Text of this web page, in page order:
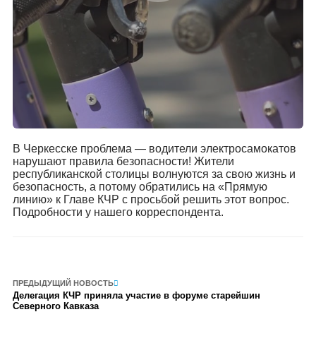
В Черкесске проблема — водители электросамокатов
нарушают правила безопасности! Жители
республиканской столицы волнуются за свою жизнь и
безопасность, а потому обратились на «Прямую
линию» к Главе КЧР с просьбой решить этот вопрос.
Подробности у нашего корреспондента.
ПРЕДЫДУЩИЙ НОВОСТЬ
Делегация КЧР приняла участие в форуме старейшин
Северного Кавказа